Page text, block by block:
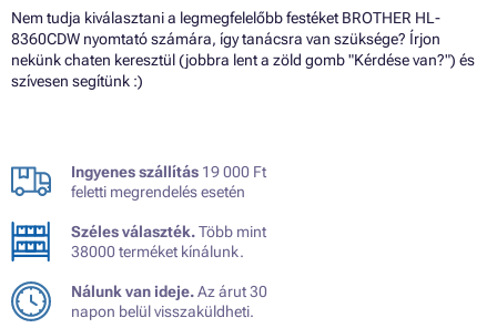
Nem tudja kiválasztani a legmegfelelőbb festéket BROTHER HL-
8360CDW nyomtató számára, így tanácsra van szüksége? Írjon
nekünk chaten keresztül (jobbra lent a zöld gomb "Kérdése van?") és
szívesen segítünk :)
Ingyenes szállítás 19 000 Ft
feletti megrendelés esetén
Széles választék.Több mint
38000 terméket kínálunk.
Nálunk van ideje.Az árut 30
napon belül visszaküldheti.